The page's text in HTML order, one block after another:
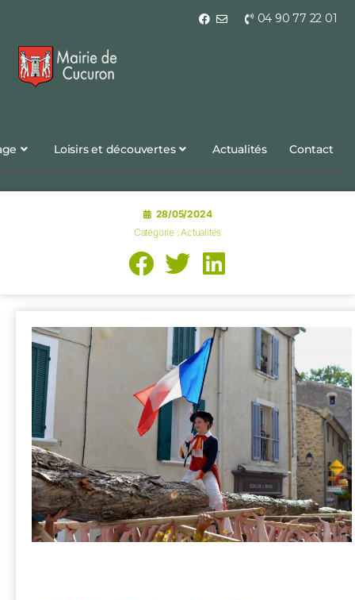
04 90 77 22 01
Loisirs et découvertes Actualités Contact
28/05/2024
Catégorie :Actualités